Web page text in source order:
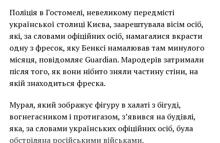
юмористичным, а название движения MARFA
позаимствовано у известной колонии искусств в
западном Техасе.
Facebook
Twitter
Pinterest
WhatsApp
ViberTelegram
Copy
Link
НАСТУПНА СТАТТЯ
Художник рисует портреты на картах
Поліція в Гостомелі, невеликому передмісті
української столиці Києва, заарештувала вісім осіб,
які, за словами офіційних осіб, намагалися вкрасти
одну з фресок, яку Бенксі намалював там минулого
місяця, повідомляє Guardian. Мародерів затримали
після того, як вони нібито зняли частину стіни, на
якій знаходиться фреска.
Мурал, який зображує фігуру в халаті з бігуді,
вогнегасником і протигазом, з’явився на будівлі,
яка, за словами українських офіційних осіб, була
обстріляна російськими військами.